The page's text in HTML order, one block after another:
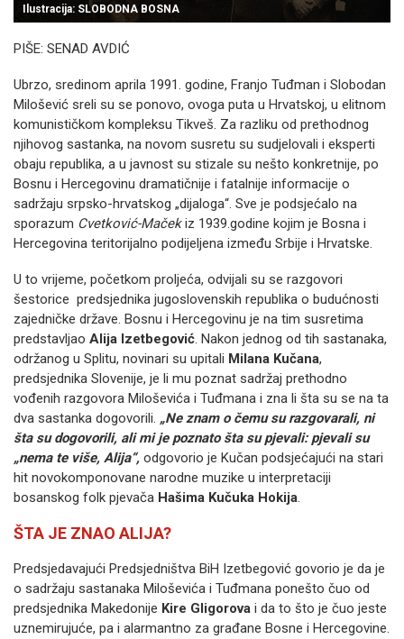
Ilustracija: SLOBODNA BOSNA
PIŠE: SENAD AVDIĆ
Ubrzo, sredinom aprila 1991. godine, Franjo Tuđman i Slobodan
Milošević sreli su se ponovo, ovoga puta u Hrvatskoj, u elitnom
komunističkom kompleksu Tikveš. Za razliku od prethodnog
njihovog sastanka, na novom susretu su sudjelovali i eksperti
obaju republika, a u javnost su stizale su nešto konkretnije, po
Bosnu i Hercegovinu dramatičnije i fatalnije informacije o
sadržaju srpsko-hrvatskog „dijaloga“. Sve je podsjećalo na
sporazum Cvetković-Mačekiz 1939.godine kojim je Bosna i
Hercegovina teritorijalno podijeljena između Srbije i Hrvatske.
U to vrijeme, početkom proljeća, odvijali su se razgovori
šestorice predsjednika jugoslovenskih republika o budućnosti
zajedničke države. Bosnu i Hercegovinu je na tim susretima
predstavljao Alija Izetbegović. Nakon jednog od tih sastanaka,
održanog u Splitu, novinari su upitali Milana Kučana,
predsjednika Slovenije, je li mu poznat sadržaj prethodno
vođenih razgovora Miloševića i Tuđmana i zna li šta su se na ta
dva sastanka dogovorili. „Ne znam o čemu su razgovarali, ni
šta su dogovorili, ali mi je poznato šta su pjevali: pjevali su
„nema te više, Alija“, odgovorio je Kučan podsjećajući na stari
hit novokomponovane narodne muzike u interpretaciji
bosanskog folk pjevača Hašima Kučuka Hokija.
ŠTA JE ZNAO ALIJA?
Predsjedavajući Predsjedništva BiH Izetbegović govorio je da je
o sadržaju sastanaka Miloševića i Tuđmana ponešto čuo od
predsjednika Makedonije Kire Gligorova i da to što je čuo jeste
uznemirujuće, pa i alarmantno za građane Bosne i Hercegovine.